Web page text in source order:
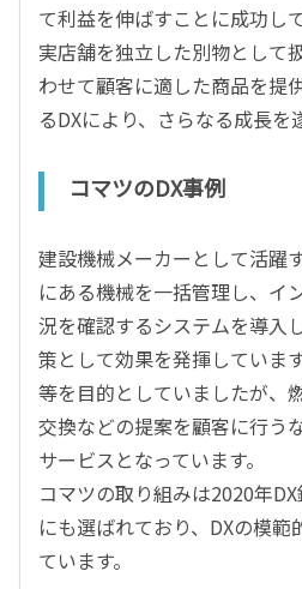
て利益を伸ばすことに成功し
実店舗を独立した別物として
わせて顧客に適した商品を提
るDXにより、さらなる成長を
コマツのDX事例
建設機械メーカーとして活躍
にある機械を一括管理し、イ
況を確認するシステムを導入
策として効果を発揮していま
等を目的としていましたが、
交換などの提案を顧客に行う
サービスとなっています。
コマツの取り組みは2020年
にも選ばれており、DXの模
ています。